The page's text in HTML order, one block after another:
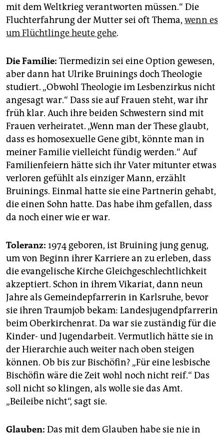
mit dem Weltkrieg verantworten müssen.“ Die
Fluchterfahrung der Mutter sei oft Thema, wenn es
um Flüchtlinge heute gehe.
Die Familie: Tiermedizin sei eine Option gewesen,
aber dann hat Ulrike Bruinings doch Theologie
studiert. „Obwohl Theologie im Lesbenzirkus nicht
angesagt war.“ Dass sie auf Frauen steht, war ihr
früh klar. Auch ihre beiden Schwestern sind mit
Frauen verheiratet. „Wenn man der These glaubt,
dass es homosexuelle Gene gibt, könnte man in
meiner Familie vielleicht fündig werden.“ Auf
Familienfeiern hätte sich ihr Vater mitunter etwas
verloren gefühlt als einziger Mann, erzählt
Bruinings. Einmal hatte sie eine Partnerin gehabt,
die einen Sohn hatte. Das habe ihm gefallen, dass
da noch einer wie er war.
Toleranz: 1974 geboren, ist Brui­ning jung genug,
um von Beginn ihrer Karriere an zu erleben, dass
die evangelische Kirche Gleichgeschlechtlichkeit
akzeptiert. Schon in ihrem Vikariat, dann neun
Jahre als Gemeindepfarrerin in Karlsruhe, bevor
sie ihren Traumjob bekam: Landesjugendpfarrerin
beim Oberkirchenrat. Da war sie zuständig für die
Kinder- und Jugendarbeit. Vermutlich hätte sie in
der Hierarchie auch weiter nach oben steigen
können. Ob bis zur Bischöfin? „Für eine lesbische
Bischöfin wäre die Zeit wohl noch nicht reif.“ Das
soll nicht so klingen, als wolle sie das Amt.
„Beileibe nicht“, sagt sie.
Glauben: Das mit dem Glauben habe sie nie in